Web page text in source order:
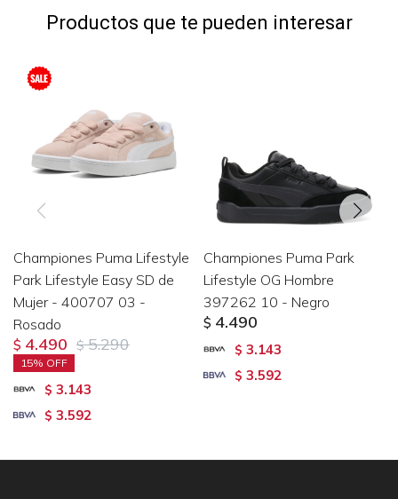
Productos que te pueden interesar
Championes Puma Lifestyle
Park Lifestyle Easy SD de
Mujer - 400707 03 -
Rosado
$ 4.490 $ 5.290
15
$ 3.143
$ 3.592
Championes Puma Park
Lifestyle OG Hombre
397262 10 - Negro
$ 4.490
$ 3.143
$ 3.592